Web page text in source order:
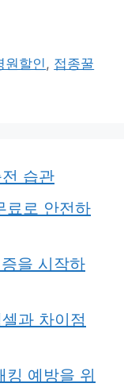
원할인 , 접종꿀
습관
료로 안전하
을 시작하
과 차이점
킹 예방을 위